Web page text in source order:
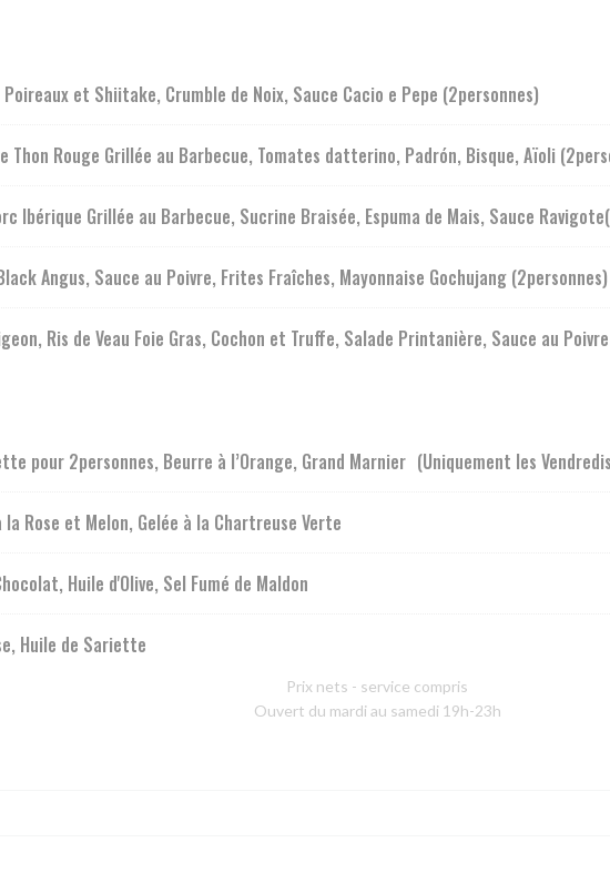
et Shiitake, Crumble de Noix, Sauce Cacio e Pepe (2personnes)
Thon Rouge Grillée au Barbecue, Tomates datterino, Padrón, Bisque, Aïoli
Ibérique Grillée au Barbecue, Sucrine Braisée, Espuma de Mais, Sauce
Angus, Sauce au Poivre, Frites Fraîches, Mayonnaise Gochujang (2personnes)
Ris de Veau Foie Gras, Cochon et Truffe, Salade Printanière, Sauce au
pour 2personnes, Beurre à l’Orange, Grand Marnier (Uniquement les
Rose et Melon, Gelée à la Chartreuse Verte
Huile d'Olive, Sel Fumé de Maldon
Huile de Sariette
Prix nets - service compris
Ouvert du mardi au samedi 19h-23h